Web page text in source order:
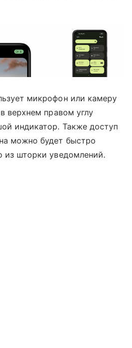
микрофон или камеру
верхнем правом углу
индикатор. Также доступ
можно будет быстро
из шторки уведомлений.